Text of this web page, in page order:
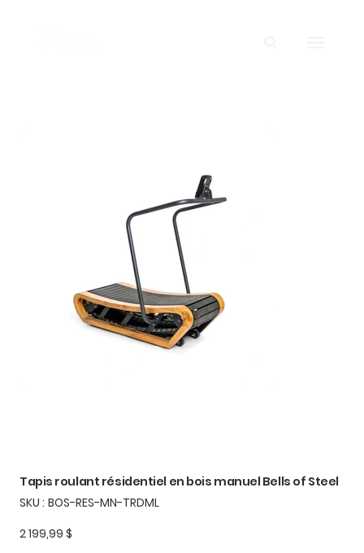
Tapis roulant résidentiel en bois manuel Bells of Steel
SKU : SKU
BOS-
TRDML
BOS-RES-MN-TRDML
Prix
2 199,99 $